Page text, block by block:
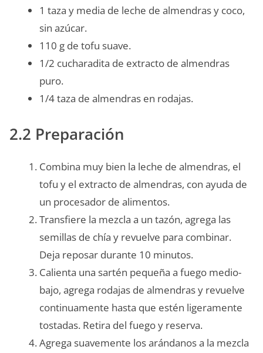
1 taza y media de leche de almendras y coco,
sin azúcar.
110 g de tofu suave.
1/2 cucharadita de extracto de almendras
puro.
1/4 taza de almendras en rodajas.
2.2 Preparación
Combina muy bien la leche de almendras, el
tofu y el extracto de almendras, con ayuda de
un procesador de alimentos.
Transfiere la mezcla a un tazón, agrega las
semillas de chía y revuelve para combinar.
Deja reposar durante 10 minutos.
Calienta una sartén pequeña a fuego medio-
bajo, agrega rodajas de almendras y revuelve
continuamente hasta que estén ligeramente
tostadas. Retira del fuego y reserva.
Agrega suavemente los arándanos a la mezcla